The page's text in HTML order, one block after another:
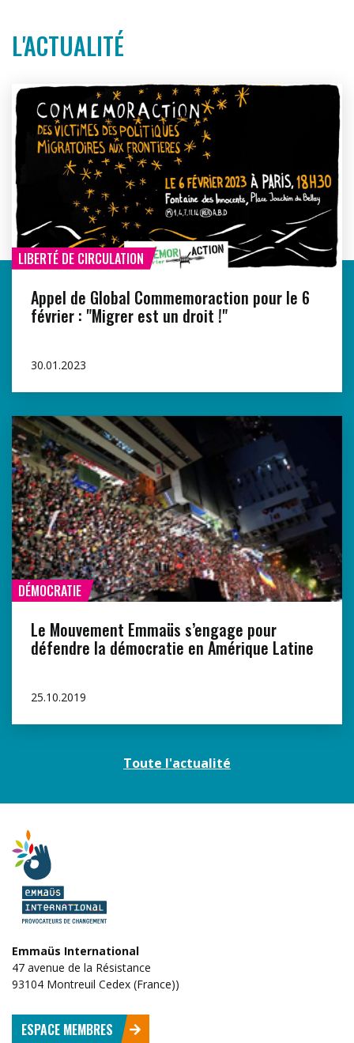
L'ACTUALITÉ
LIBERTÉ DE CIRCULATION
Appel de Global Commemoraction pour le 6
février : "Migrer est un droit !"
30.01.2023
DÉMOCRATIE
Le Mouvement Emmaüs s’engage pour
défendre la démocratie en Amérique Latine
25.10.2019
Toute l'actualité
Emmaüs International
47 avenue de la Résistance
93104 Montreuil Cedex (France))
ESPACE MEMBRES